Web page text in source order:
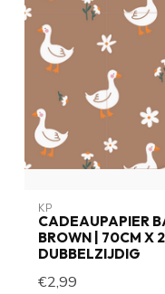
KP
CADEAUPAPIER
BROWN | 70CM X
DUBBELZIJDIG
€2,99